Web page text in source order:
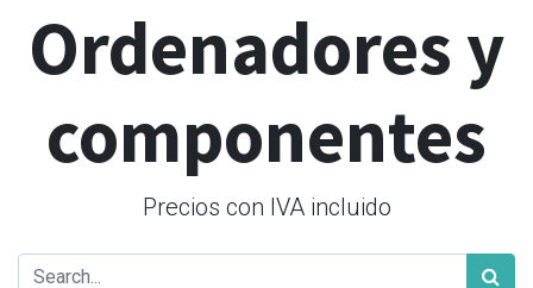
Ordenadores y
componentes
Precios con IVA incluido